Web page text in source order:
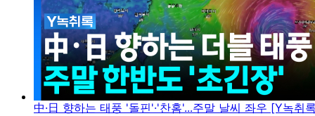
中·日 향하는 태풍 '돌핀'·'찬홈'...주말 날씨 좌우 [Y녹취